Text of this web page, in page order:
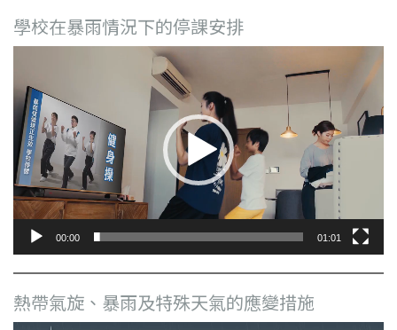
學校在暴雨情況下的停課安排
播
放
器
00:00 01:01
熱帶氣旋、暴雨及特殊天氣的應變措施